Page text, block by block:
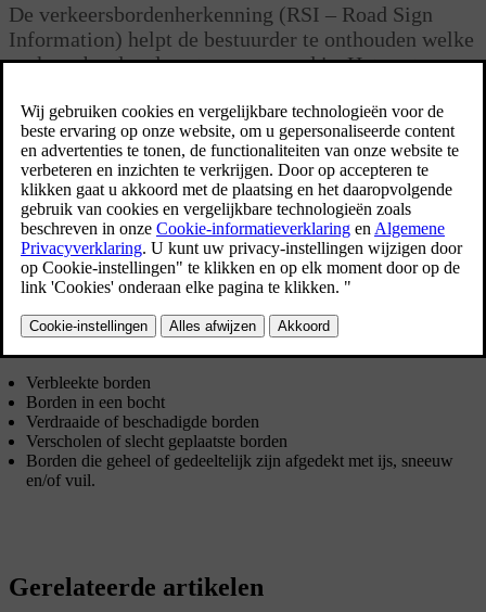
Bijgewerkt 08-06-2023
De verkeersbordenherkenning (RSI – Road Sign
Information) helpt de bestuurder te onthouden welke
verkeersborden de auto gepasseerd is. Het systeem
De camerasensor van het RSI-systeem kent ongeveer dezelfde
beperkingen als het menselijk oog – lees daarover meer in het
gedeelte over debeperkingen van de camerasensor.
Borden die indirect informeren over snelheidsbeperkingen,
bijvoorbeeld naamborden van steden/dorpen, worden niet
geregistreerd door het RSI-systeem.
Hieronder volgen andere voorbeelden die de werking kunnen
storen:
Verbleekte borden
Borden in een bocht
Verdraaide of beschadigde borden
Verscholen of slecht geplaatste borden
Borden die geheel of gedeeltelijk zijn afgedekt met ijs, sneeuw
en/of vuil.
Gerelateerde artikelen